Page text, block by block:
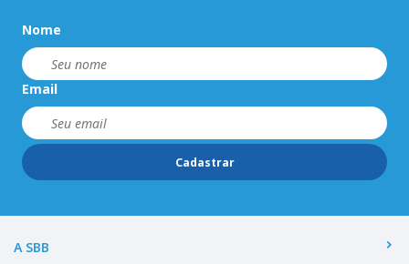
Nome
Email
Cadastrar
A SBB